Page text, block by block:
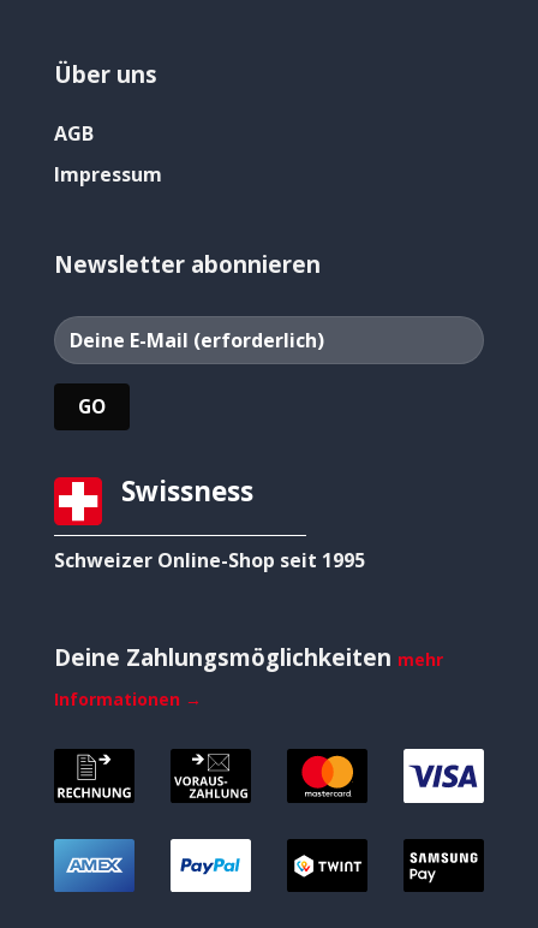
Über uns
AGB
Impressum
Newsletter abonnieren
Swissness
Schweizer Online-Shop seit 1995
Deine Zahlungsmöglichkeiten mehr
Informationen →